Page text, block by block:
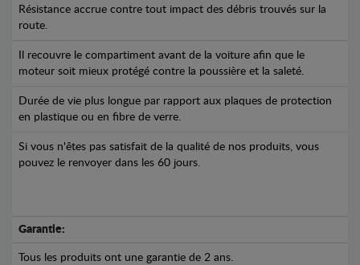
Résistance accrue contre tout impact des débris trouvés sur la
route.
Il recouvre le compartiment avant de la voiture afin que le
moteur soit mieux protégé contre la poussière et la saleté.
Durée de vie plus longue par rapport aux plaques de protection
en plastique ou en fibre de verre.
Si vous n'êtes pas satisfait de la qualité de nos produits, vous
pouvez le renvoyer dans les 60 jours.
Garantie:
Tous les produits ont une garantie de 2 ans.